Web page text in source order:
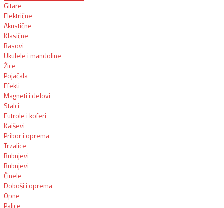
Gitare
Električne
Akustične
Klasične
Basovi
Ukulele i mandoline
Žice
Pojačala
Efekti
Magneti i delovi
Stalci
Futrole i koferi
Kaiševi
Pribor i oprema
Trzalice
Bubnjevi
Bubnjevi
Činele
Doboši i oprema
Opne